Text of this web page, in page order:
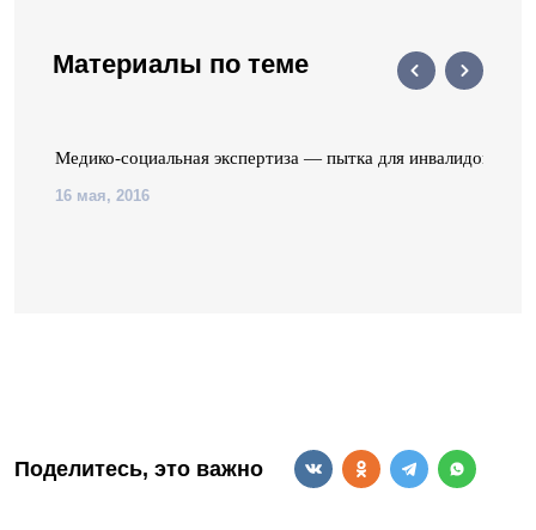
Материалы по теме
Медико-социальная экспертиза — пытка для инвалидов
16 мая, 2016
Поделитесь, это важно